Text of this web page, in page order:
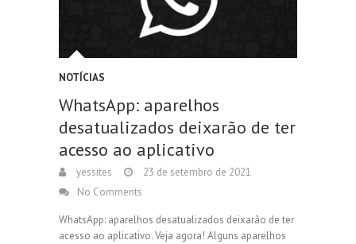
NOTÍCIAS
WhatsApp: aparelhos
desatualizados deixarão de ter
acesso ao aplicativo
yessites
23 de setembro de 2021
No Comments
WhatsApp: aparelhos desatualizados deixarão de ter
acesso ao aplicativo. Veja agora! Alguns aparelhos